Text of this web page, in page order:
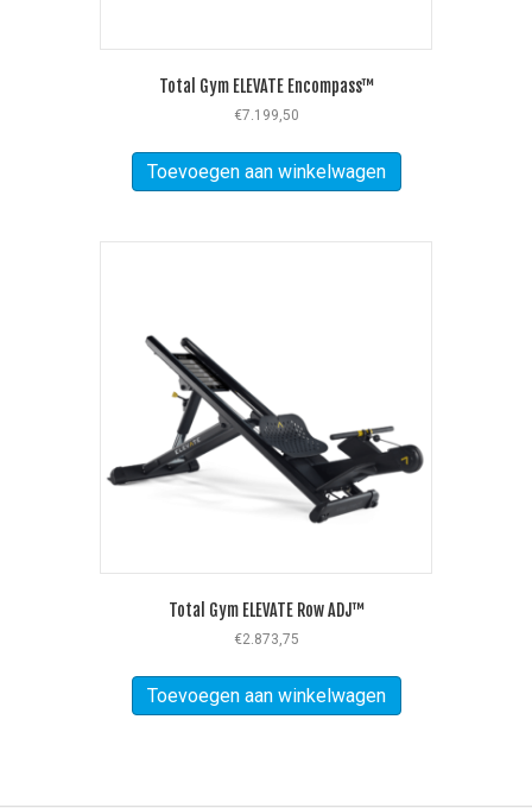
Total Gym ELEVATE Encompass™
€7.199,50
Toevoegen aan winkelwagen
Total Gym ELEVATE Row ADJ™
€2.873,75
Toevoegen aan winkelwagen